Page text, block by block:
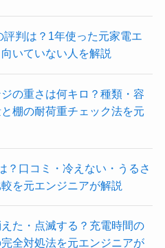
判は？1年使った元家電エ
いていない人を解説
の重さは何キロ？種類・容
棚の耐荷重チェック法を元
？口コミ・冷えない・うるさ
を元エンジニアが解説
た・点滅する？充電時間の
全対処法を元エンジニアが